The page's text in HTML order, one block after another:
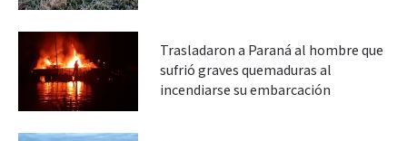
Trasladaron a Paraná al hombre que
sufrió graves quemaduras al
incendiarse su embarcación